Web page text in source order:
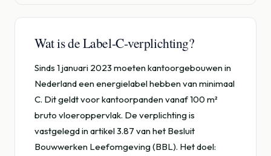
Wat is de Label-C-verplichting?
Sinds 1 januari 2023 moeten kantoorgebouwen in
Nederland een energielabel hebben van minimaal
C. Dit geldt voor kantoorpanden vanaf 100 m²
bruto vloeroppervlak. De verplichting is
vastgelegd in artikel 3.87 van het Besluit
Bouwwerken Leefomgeving (BBL). Het doel: